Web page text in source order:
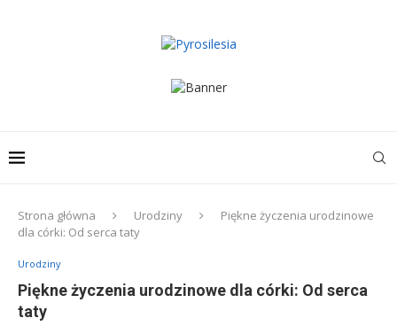
Strona główna Urodziny
Piękne życzenia urodzinowe
dla córki: Od serca taty
Urodziny
Piękne życzenia urodzinowe dla córki: Od serca
taty